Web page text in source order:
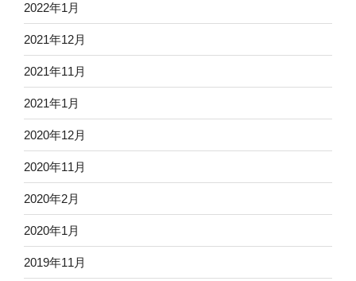
2022年1月
2021年12月
2021年11月
2021年1月
2020年12月
2020年11月
2020年2月
2020年1月
2019年11月